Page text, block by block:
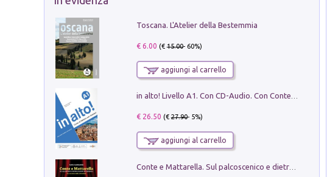
Toscana. L'Atelier della Bestemmia
€ 6.00 (€15.00- 60%)
aggiungi al carrello
in alto! Livello A1. Con CD-Audio. Con Contenuto digitale per accesso on line
€ 26.50 (€27.90- 5%)
aggiungi al carrello
Conte e Mattarella. Sul palcoscenico e dietro le quinte del Quirinale. Un racconto sulle istituzioni